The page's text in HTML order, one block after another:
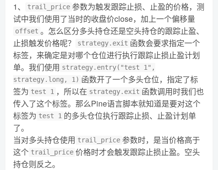
1、 trail_price 参数为触发跟踪止损、止盈的价格，测
试中我们使用了当时的收盘价close，加上一个偏移量
offset 。怎么区分多头持仓还是空头持仓的跟踪止盈、
止损触发价格呢？
strategy.exit 函数会要求指定一个
标签，来确定是对哪个仓位进行执行跟踪止损止盈计划
单。我们使用 strategy.entry("test 1",
strategy.long, 1) 函数开了一个多头仓位，指定了标
签为 test 1 ，所以在 strategy.exit 函数调用时我们也
传入了这个标签。那么Pine语言脚本就知道是要对这个
标签为 test 1 的多头仓位执行跟踪止损、止盈计划单
了。
当对多头持仓使用 trail_price 参数时，是当价格高于
这个 trail_price 价格时才会触发跟踪止损止盈。空头
持仓则反之。